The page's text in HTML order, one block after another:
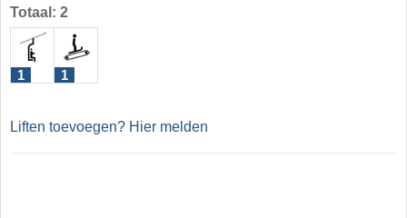
Totaal: 2
1 1
Liften toevoegen? Hier melden